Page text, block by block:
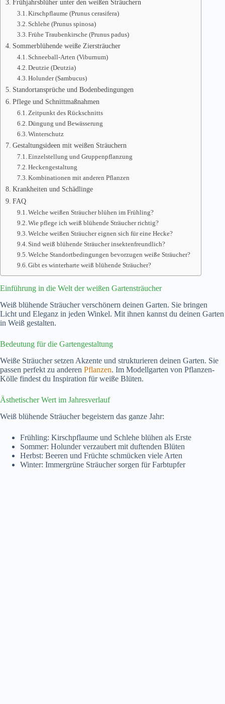
Frühjahrsblüher unter den weißen Sträuchern
Kirschpflaume (Prunus cerasifera)
Schlehe (Prunus spinosa)
Frühe Traubenkirsche (Prunus padus)
Sommerblühende weiße Ziersträucher
Schneeball-Arten (Viburnum)
Deutzie (Deutzia)
Holunder (Sambucus)
Standortansprüche und Bodenbedingungen
Pflege und Schnittmaßnahmen
Zeitpunkt des Rückschnitts
Düngung und Bewässerung
Winterschutz
Gestaltungsideen mit weißen Sträuchern
Einzelstellung und Gruppenpflanzung
Heckengestaltung
Kombinationen mit anderen Pflanzen
Krankheiten und Schädlinge
FAQ
Welche weißen Sträucher blühen im Frühling?
Wie pflege ich weiß blühende Sträucher richtig?
Welche weißen Sträucher eignen sich für eine Hecke?
Sind weiß blühende Sträucher insektenfreundlich?
Welche Standortbedingungen bevorzugen weiße Sträucher?
Gibt es winterharte weiß blühende Sträucher?
Einführung in die Welt der weißen Gartensträucher
Weiß blühende Sträucher verschönern deinen Garten. Sie bringen
Licht und Eleganz in jeden Winkel. Mit ihnen kannst du deinen Garten
in Weiß gestalten.
Bedeutung für die Gartengestaltung
Weiße Sträucher setzen Akzente und strukturieren deinen Garten. Sie
passen perfekt zu anderen Pflanzen. Im Modellgarten von Pflanzen-
Kölle findest du Inspiration für weiße Blüten.
Ästhetischer Wert im Jahresverlauf
Weiß blühende Sträucher begeistern das ganze Jahr:
Frühling: Kirschpflaume und Schlehe blühen als Erste
Sommer: Holunder verzaubert mit duftenden Blüten
Herbst: Beeren und Früchte schmücken viele Arten
Winter: Immergrüne Sträucher sorgen für Farbtupfer